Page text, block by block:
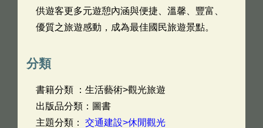
供遊客更多元遊憩內涵與便捷、溫馨、豐富、
優質之旅遊感動，成為最佳國民旅遊景點。
分類
書籍分類 ：生活藝術>觀光旅遊
出版品分類：圖書
主題分類： 交通建設>休閒觀光